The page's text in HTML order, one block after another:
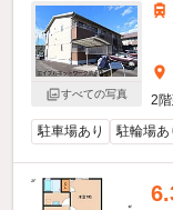
すべての写真
2
駐車場あり
駐輪場あ